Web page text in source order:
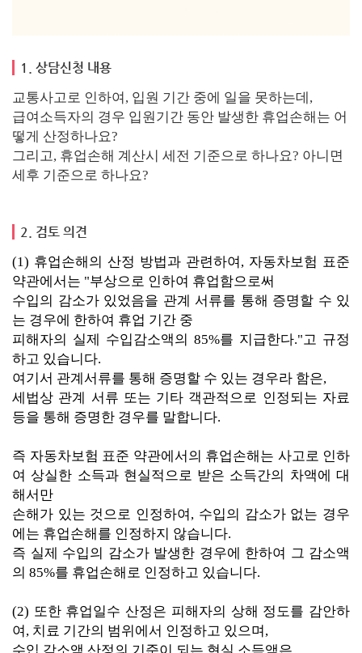
1. 상담신청 내용
교통사고로 인하여, 입원 기간 중에 일을 못하는데,
급여소득자의 경우 입원기간 동안 발생한 휴업손해는 어
떻게 산정하나요?
그리고, 휴업손해 계산시 세전 기준으로 하나요? 아니면
세후 기준으로 하나요?
2. 검토 의견
(1) 휴업손해의 산정 방법과 관련하여, 자동차보험 표준
약관에서는 "부상으로 인하여 휴업함으로써
수입의 감소가 있었음을 관계 서류를 통해 증명할 수 있
는 경우에 한하여 휴업 기간 중
피해자의 실제 수입감소액의 85%를 지급한다."고 규정
하고 있습니다.
여기서 관계서류를 통해 증명할 수 있는 경우라 함은,
세법상 관계 서류 또는 기타 객관적으로 인정되는 자료
등을 통해 증명한 경우를 말합니다.
즉 자동차보험 표준 약관에서의 휴업손해는 사고로 인하
여 상실한 소득과 현실적으로 받은 소득간의 차액에 대
해서만
손해가 있는 것으로 인정하여, 수입의 감소가 없는 경우
에는 휴업손해를 인정하지 않습니다.
즉 실제 수입의 감소가 발생한 경우에 한하여 그 감소액
의 85%를 휴업손해로 인정하고 있습니다.
(2) 또한 휴업일수 산정은 피해자의 상해 정도를 감안하
여, 치료 기간의 범위에서 인정하고 있으며,